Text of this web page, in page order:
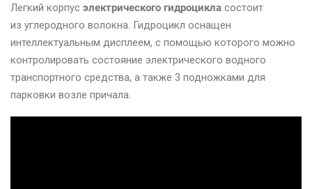
Легкий корпус электрического гидроцикла состоит
из углеродного волокна. Гидроцикл оснащен
интеллектуальным дисплеем, с помощью которого можно
контролировать состояние электрического водного
транспортного средства, а также 3 подножками для
парковки возле причала.